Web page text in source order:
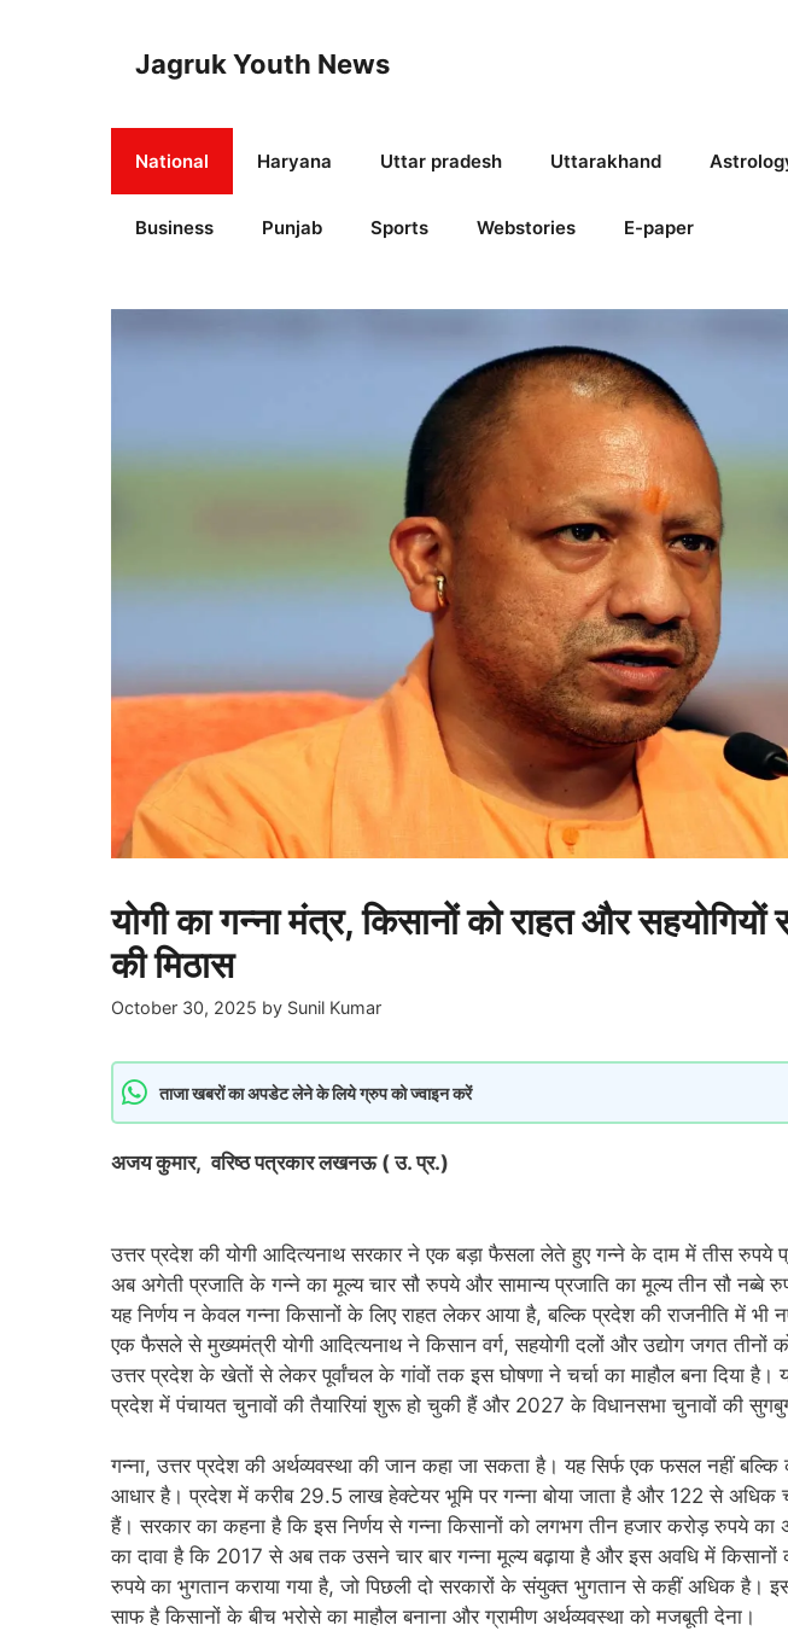
Jagruk Youth News
National Haryana Uttar pradesh Uttarakhand
Business Punjab Sports Webstories E-paper
योगी का गन्ना मंत्र, किसानों को राहत और
की मिठास
October 30, 2025 by Sunil Kumar
ताजा खबरों का अपडेट लेने के लिये ग्रुप को ज्वाइन करें
अजय कुमार, वरिष्ठ पत्रकार लखनऊ ( उ. प्र.)
उत्तर प्रदेश की योगी आदित्यनाथ सरकार ने एक बड़ा फैसला लेते हुए गन्ने के दाम में तीस रुपये
अब अगेती प्रजाति के गन्ने का मूल्य चार सौ रुपये और सामान्य प्रजाति का मूल्य तीन सौ नब्बे
यह निर्णय न केवल गन्ना किसानों के लिए राहत लेकर आया है, बल्कि प्रदेश की राजनीति में
एक फैसले से मुख्यमंत्री योगी आदित्यनाथ ने किसान वर्ग, सहयोगी दलों और उद्योग जगत तीनों
उत्तर प्रदेश के खेतों से लेकर पूर्वांचल के गांवों तक इस घोषणा ने चर्चा का माहौल बना दिया
प्रदेश में पंचायत चुनावों की तैयारियां शुरू हो चुकी हैं और 2027 के विधानसभा चुनावों की
गन्ना, उत्तर प्रदेश की अर्थव्यवस्था की जान कहा जा सकता है। यह सिर्फ एक फसल नहीं बल्कि
आधार है। प्रदेश में करीब 29.5 लाख हेक्टेयर भूमि पर गन्ना बोया जाता है और 122 से अधिक
हैं। सरकार का कहना है कि इस निर्णय से गन्ना किसानों को लगभग तीन हजार करोड़ रुपये का
का दावा है कि 2017 से अब तक उसने चार बार गन्ना मूल्य बढ़ाया है और इस अवधि में
रुपये का भुगतान कराया गया है, जो पिछली दो सरकारों के संयुक्त भुगतान से कहीं अधिक है।
साफ है किसानों के बीच भरोसे का माहौल बनाना और ग्रामीण अर्थव्यवस्था को मजबूती देना।